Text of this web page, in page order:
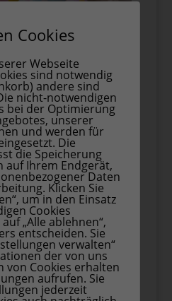
oder Naturfarben
Ostern einfach dazu.
machen jedes Ei
Ostereier färben
Cookies
Webseite
sind notwendig
andere sind
nicht-notwendigen
bei der Optimierung
unserer
und werden für
Die
die Speicherung
Ihrem Endgerät,
Daten
Klicken Sie
um in den Einsatz
Cookies
„Alle ablehnen“,
entscheiden. Sie
verwalten“
der von uns
von Cookies erhalten
aufrufen. Sie
jederzeit